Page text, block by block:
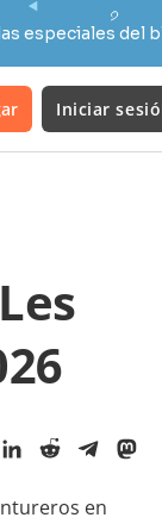
especiales del
Iniciar
en